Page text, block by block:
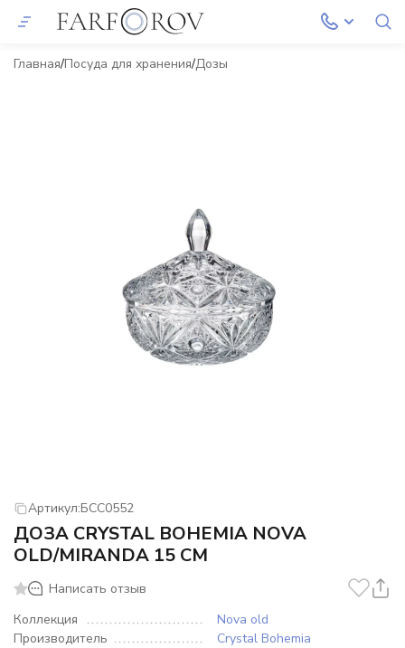
Главная Посуда для хранения Дозы
Артикул:БСС0552
ДОЗА CRYSTAL BOHEMIA NOVA
OLD/MIRANDA 15 СМ
Написать отзыв
Коллекция
Nova old
Производитель
Crystal Bohemia